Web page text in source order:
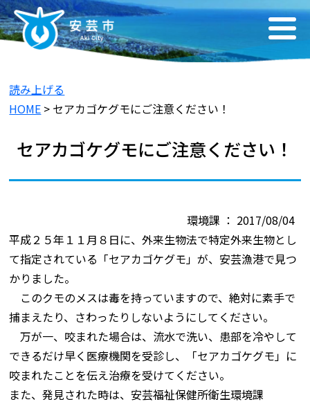
読み上げる
HOME > セアカゴケグモにご注意ください！
セアカゴケグモにご注意ください！
環境課 ： 2017/08/04
平成２５年１１月８日に、外来生物法で特定外来生物とし
て指定されている「セアカゴケグモ」が、安芸漁港で見つ
かりました。
このクモのメスは毒を持っていますので、絶対に素手で
捕まえたり、さわったりしないようにしてください。
万が一、咬まれた場合は、流水で洗い、患部を冷やして
できるだけ早く医療機関を受診し、「セアカゴケグモ」に
咬まれたことを伝え治療を受けてください。
また、発見された時は、安芸福祉保健所衛生環境課